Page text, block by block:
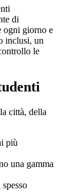
di
ogni giorno e
inclusi, un
le
città, della
più
una gamma